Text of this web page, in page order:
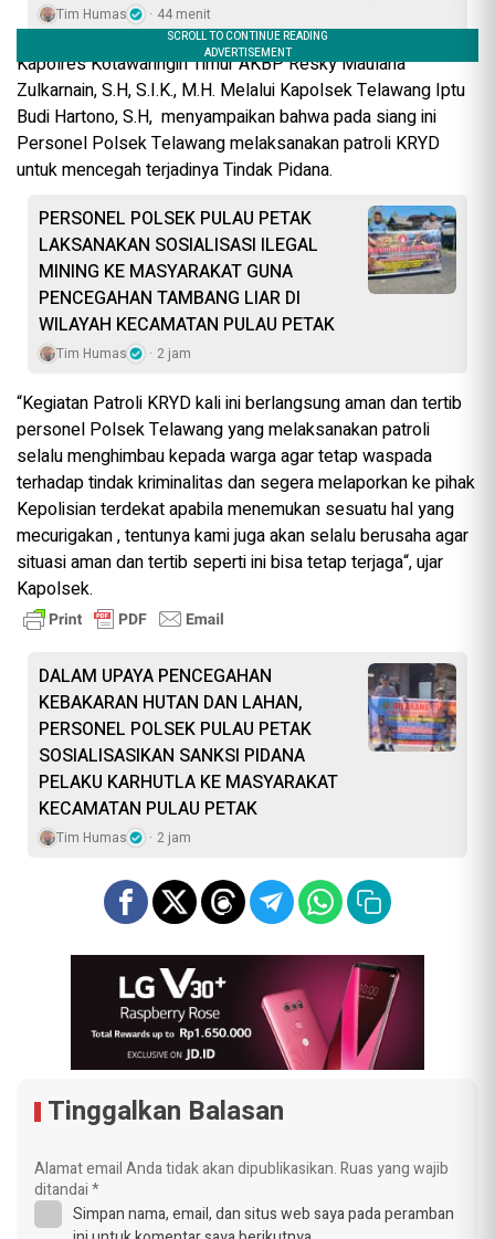
Tim Humas 44 menit
Kapolres Kotawaringin Timur AKBP Resky Maulana
Zulkarnain, S.H, S.I.K., M.H. Melalui Kapolsek Telawang Iptu
Budi Hartono, S.H, menyampaikan bahwa pada siang ini
Personel Polsek Telawang melaksanakan patroli KRYD
untuk mencegah terjadinya Tindak Pidana.
PERSONEL POLSEK PULAU PETAK
LAKSANAKAN SOSIALISASI ILEGAL
MINING KE MASYARAKAT GUNA
PENCEGAHAN TAMBANG LIAR DI
WILAYAH KECAMATAN PULAU PETAK
Tim Humas 2 jam
“Kegiatan Patroli KRYD kali ini berlangsung aman dan tertib
personel Polsek Telawang yang melaksanakan patroli
selalu menghimbau kepada warga agar tetap waspada
terhadap tindak kriminalitas dan segera melaporkan ke pihak
Kepolisian terdekat apabila menemukan sesuatu hal yang
mecurigakan , tentunya kami juga akan selalu berusaha agar
situasi aman dan tertib seperti ini bisa tetap terjaga“, ujar
Kapolsek.
DALAM UPAYA PENCEGAHAN
KEBAKARAN HUTAN DAN LAHAN,
PERSONEL POLSEK PULAU PETAK
SOSIALISASIKAN SANKSI PIDANA
PELAKU KARHUTLA KE MASYARAKAT
KECAMATAN PULAU PETAK
Tim Humas 2 jam
Tinggalkan Balasan
Alamat email Anda tidak akan dipublikasikan.Ruas yang wajib
ditandai*
Simpan nama, email, dan situs web saya pada peramban